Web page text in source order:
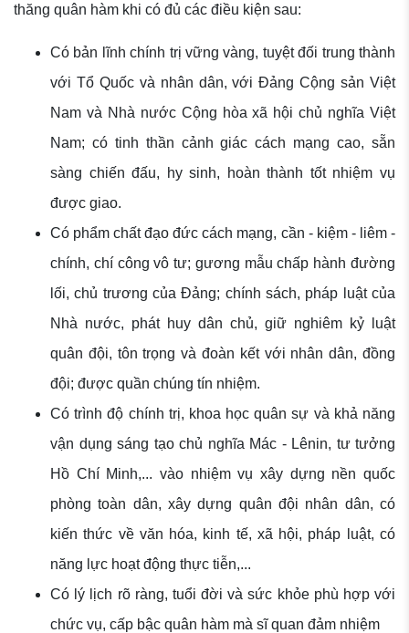
thăng quân hàm khi có đủ các điều kiện sau:
Có bản lĩnh chính trị vững vàng, tuyệt đối trung thành
với Tổ Quốc và nhân dân, với Đảng Cộng sản Việt
Nam và Nhà nước Cộng hòa xã hội chủ nghĩa Việt
Nam; có tinh thần cảnh giác cách mạng cao, sẵn
sàng chiến đấu, hy sinh, hoàn thành tốt nhiệm vụ
được giao.
Có phẩm chất đạo đức cách mạng, cần - kiệm - liêm -
chính, chí công vô tư; gương mẫu chấp hành đường
lối, chủ trương của Đảng; chính sách, pháp luật của
Nhà nước, phát huy dân chủ, giữ nghiêm kỷ luật
quân đội, tôn trọng và đoàn kết với nhân dân, đồng
đội; được quần chúng tín nhiệm.
Có trình độ chính trị, khoa học quân sự và khả năng
vận dụng sáng tạo chủ nghĩa Mác - Lênin, tư tưởng
Hồ Chí Minh,... vào nhiệm vụ xây dựng nền quốc
phòng toàn dân, xây dựng quân đội nhân dân, có
kiến thức về văn hóa, kinh tế, xã hội, pháp luật, có
năng lực hoạt động thực tiễn,...
Có lý lịch rõ ràng, tuổi đời và sức khỏe phù hợp với
chức vụ, cấp bậc quân hàm mà sĩ quan đảm nhiệm